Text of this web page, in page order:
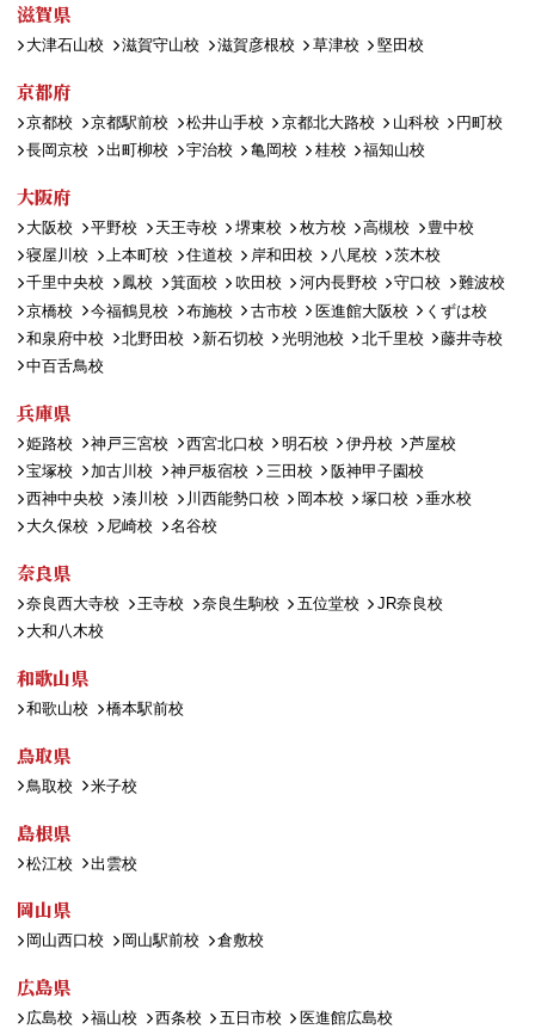
滋賀県
大津石山校 滋賀守山校 滋賀彦根校 草津校 堅田校
京都府
京都校 京都駅前校 松井山手校 京都北大路校 山科校
円町校
長岡京校
出町柳校 宇治校 亀岡校 桂校 福知山校
大阪府
大阪校 平野校 天王寺校 堺東校 枚方校 高槻校
豊中校
寝屋川校
上本町校 住道校 岸和田校 八尾校
茨木校
千里中央校
鳳校 箕面校 吹田校 河内長野校 守口校
難波校
京橋校
今福鶴見校 布施校 古市校 医進館大阪校
くずは校
和泉府中校
北野田校 新石切校 光明池校 北千里校
藤井寺校
中百舌鳥校
兵庫県
姫路校 神戸三宮校 西宮北口校 明石校 伊丹校
芦屋校
宝塚校
加古川校 神戸板宿校 三田校
阪神甲子園校
西神中央校
湊川校 川西能勢口校 岡本校 塚口校
垂水校
大久保校
尼崎校 名谷校
奈良県
奈良西大寺校 王寺校 奈良生駒校 五位堂校
JR奈良校
大和八木校
和歌山県
和歌山校 橋本駅前校
鳥取県
鳥取校 米子校
島根県
松江校 出雲校
岡山県
岡山西口校 岡山駅前校 倉敷校
広島県
広島校 福山校 西条校 五日市校 医進館広島校